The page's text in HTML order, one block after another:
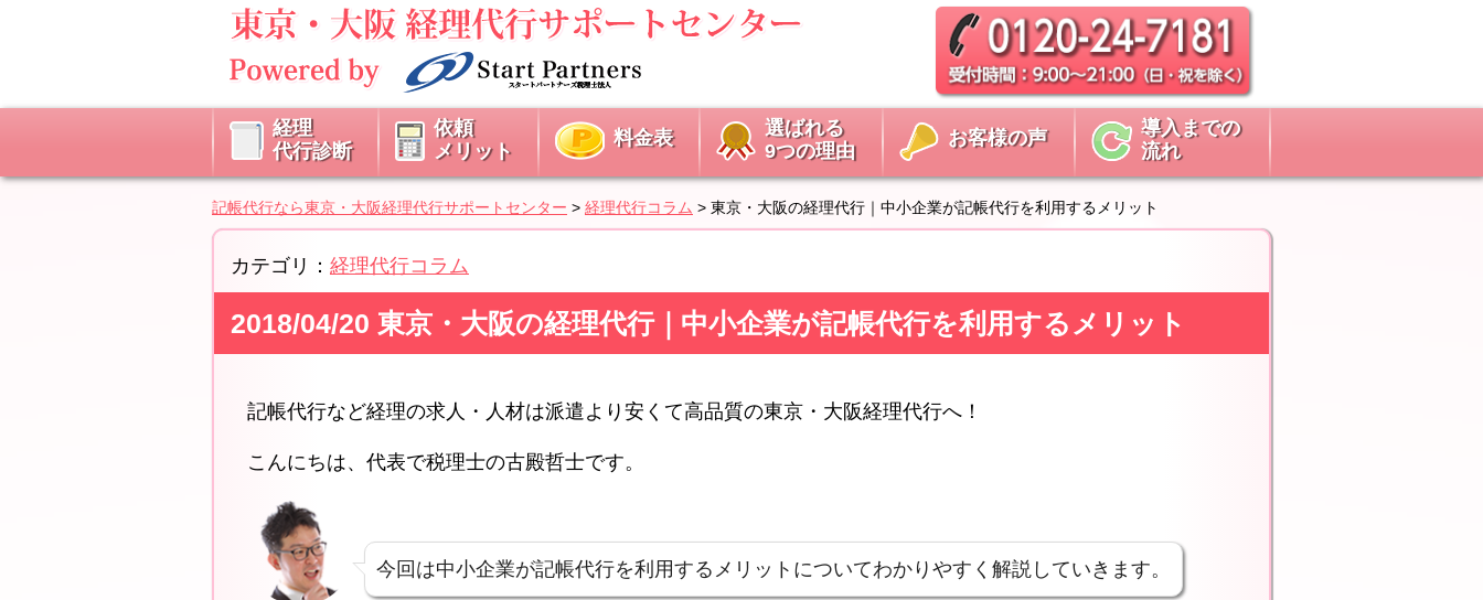
経理
代行診断
依頼
メリット
料金表
選ばれる
9つの理由
お客様の声
導入までの
流れ
記帳代行なら東京・大阪経理代行サポートセンター > 経理代行コラム > 東京・大阪の経理代行｜中小企業が記帳代行を利用するメリット
カテゴリ： 経理代行コラム
2018/04/20 東京・大阪の経理代行｜中小企業が記帳代行を利用するメリット
記帳代行など経理の求人・人材は派遣より安くて高品質の東京・大阪経理代行へ！
こんにちは、代表で税理士の古殿哲士です。
今回は中小企業が記帳代行を利用するメリットについてわかりやすく解説していきます。